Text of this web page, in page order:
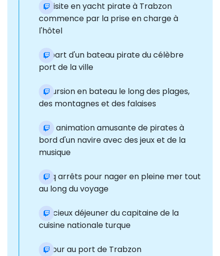
La visite en yacht pirate à Trabzon
commence par la prise en charge à
l'hôtel
Départ d'un bateau pirate du célèbre
port de la ville
Excursion en bateau le long des plages,
des montagnes et des falaises
Une animation amusante de pirates à
bord d'un navire avec des jeux et de la
musique
Cinq arrêts pour nager en pleine mer tout
au long du voyage
Délicieux déjeuner du capitaine de la
cuisine nationale turque
Retour au port de Trabzon